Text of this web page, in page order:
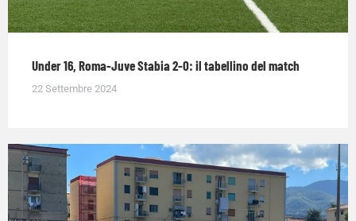
Under 16, Roma-Juve Stabia 2-0: il tabellino del match
22 Settembre 2024